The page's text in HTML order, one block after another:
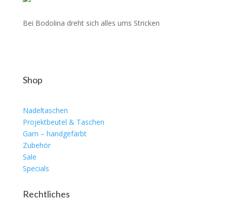
Bei Bodolina dreht sich alles ums Stricken
Shop
Nadeltaschen
Projektbeutel & Taschen
Garn – handgefärbt
Zubehör
Sale
Specials
Rechtliches